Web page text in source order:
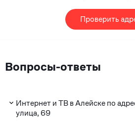
Проверить
Вопросы-ответы
Интернет и ТВ в Алейске по
улица, 69